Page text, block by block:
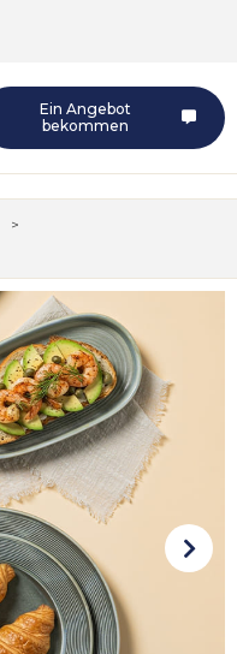
Ein Angebot
bekommen
>